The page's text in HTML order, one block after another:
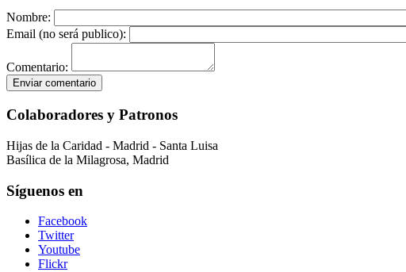
Nombre:
Email (no será publico):
Comentario:
Colaboradores y Patronos
Hijas de la Caridad - Madrid - Santa Luisa
Basílica de la Milagrosa, Madrid
Síguenos en
Facebook
Twitter
Youtube
Flickr